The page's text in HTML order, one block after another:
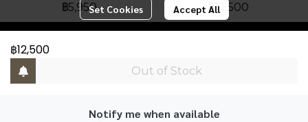
฿5,950
฿12,500
฿12,500
Out of Stock
Notify me when available
Set Cookies Accept All
Address : Gaysorn Building, Floor 6, Room 6B-3, 999
10330, Thailand.